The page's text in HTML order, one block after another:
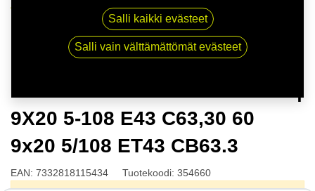
NITRO MOMENTUM FF G.BLK | 9X20 5-108 E43
C63,30 60 9x20 5/108 ET43 CB63.3
9X20 5-108 E43 C63,30 60
9x20 5/108 ET43 CB63.3
EAN: 7332818115434 Tuotekoodi: 354660
Salli kaikki evästeet
Salli vain välttämättömät evästeet